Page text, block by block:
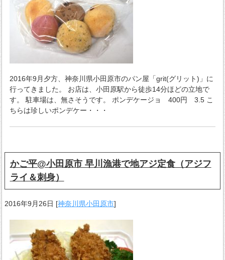
2016年9月夕方、神奈川県小田原市のパン屋「grit(グリット)」に
行ってきました。 お店は、小田原駅から徒歩14分ほどの立地で
す。 駐車場は、無さそうです。 ポンデケージョ 400円 3.5 こ
ちらは珍しいポンデケー・・・
かご平@小田原市 早川漁港で地アジ定食（アジフ
ライ＆刺身）
2016年9月26日 [神奈川県小田原市]